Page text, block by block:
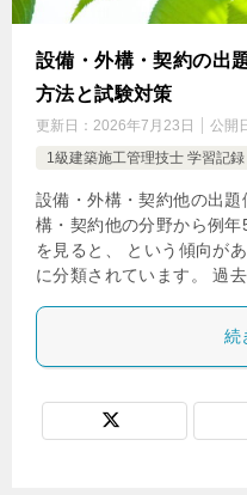
設備・外構・契約の出
方法と試験対策
更新日： 2026年7月23日 公開
1級建築施工管理技士 学習記録
設備・外構・契約他の出
構・契約他の分野から例
を見ると、 という傾向が
に分類されています。 過
続